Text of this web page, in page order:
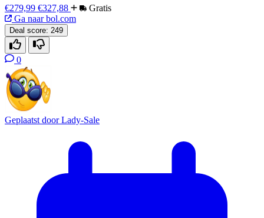
€279,99 €327,88
Gratis
Ga naar bol.com
Deal score: 249
0
Geplaatst doorLady-Sale